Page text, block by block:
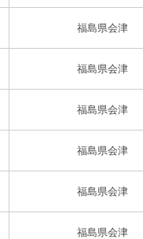
福島県会津
福島県会津
福島県会津
福島県会津
福島県会津
福島県会津